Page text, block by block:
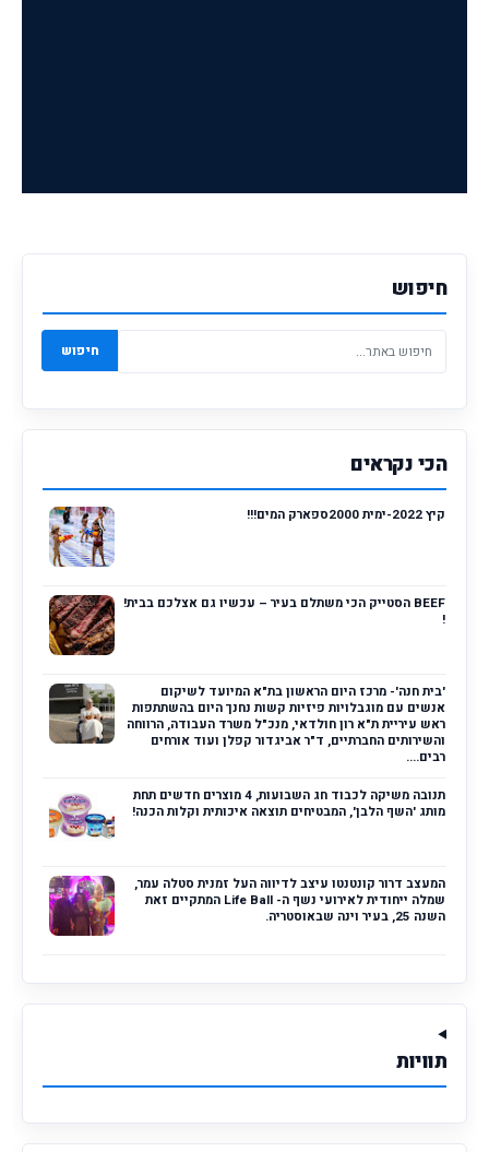
חיפוש
חיפוש
הכי נקראים
קיץ 2022-ימית 2000ספארק המים!!!
BEEF הסטייק הכי משתלם בעיר – עכשיו גם אצלכם בבית!
!
'בית חנה'- מרכז היום הראשון בת"א המיועד לשיקום
אנשים עם מוגבלויות פיזיות קשות נחנך היום בהשתתפות
ראש עיריית ת"א רון חולדאי, מנכ"ל משרד העבודה, הרווחה
והשירותים החברתיים, ד"ר אביגדור קפלן ועוד אורחים
רבים....
תנובה משיקה לכבוד חג השבועות, 4 מוצרים חדשים תחת
מותג 'השף הלבן', המבטיחים תוצאה איכותית וקלות הכנה!
המעצב דרור קונטנטו עיצב לדיווה העל זמנית סטלה עמר,
שמלה ייחודית לאירועי נשף ה- Life Ball המתקיים זאת
השנה 25, בעיר וינה שבאוסטריה.
תוויות